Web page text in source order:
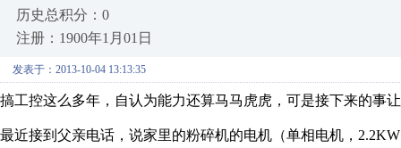
历史总积分：0
注册：1900年1月01日
发表于：2013-10-04 13:13:35
搞工控这么多年，自认为能力还算马马虎虎，可是接下来的事
最近接到父亲电话，说家里的粉碎机的电机（单相电机，